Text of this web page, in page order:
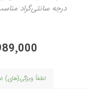
درجه سانتی‌گراد
6٬989٬000
لطفاً ویژگی(های)